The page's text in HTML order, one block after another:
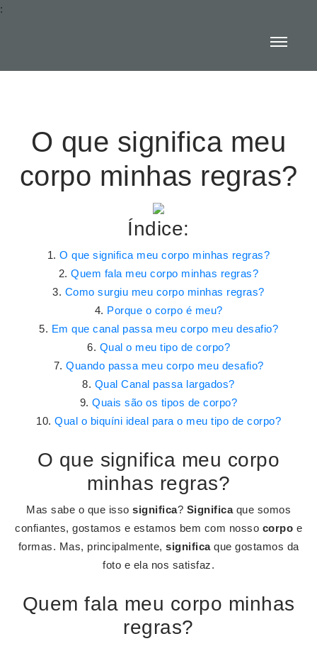
:
O que significa meu
corpo minhas regras?
Índice:
O que significa meu corpo minhas regras?
Quem fala meu corpo minhas regras?
Como surgiu meu corpo minhas regras?
Porque o corpo é meu?
Em que canal passa meu corpo meu desafio?
Qual o meu tipo de corpo?
Quando passa meu corpo meu desafio?
Qual Canal passa largados?
Quais são os tipos de corpo?
Qual o biquíni ideal para o meu tipo de corpo?
O que significa meu corpo
minhas regras?
Mas sabe o que isso significa? Significaque somos
confiantes, gostamos e estamos bem com nosso corpo e
formas. Mas, principalmente, significaque gostamos da
foto e ela nos satisfaz.
Quem fala meu corpo minhas
regras?